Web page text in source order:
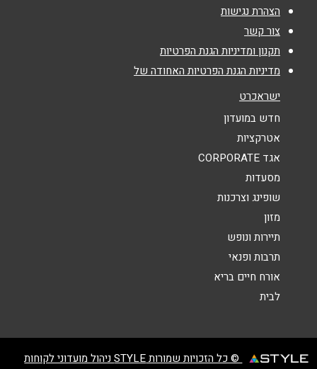
אימייל*
נושא*
אנא חזרו אלי בקשר ל...
הודעה*
הצהרת נגישות
צור קשר
תקנון ומדיניות הגנת הפרטיות
מדיניות הגנת הפרטיות האחודה של
ישראכרט
חדש במועדון
אטרקציות
אגד CORPORATE
מסעדות
שופינג וצרכנות
מזון
תיירות ונופש
תרבות ופנאי
אורח חיים בריא
לבית
© כל הזכויות שמורות STYLE ניהול מועדוני לקוחות